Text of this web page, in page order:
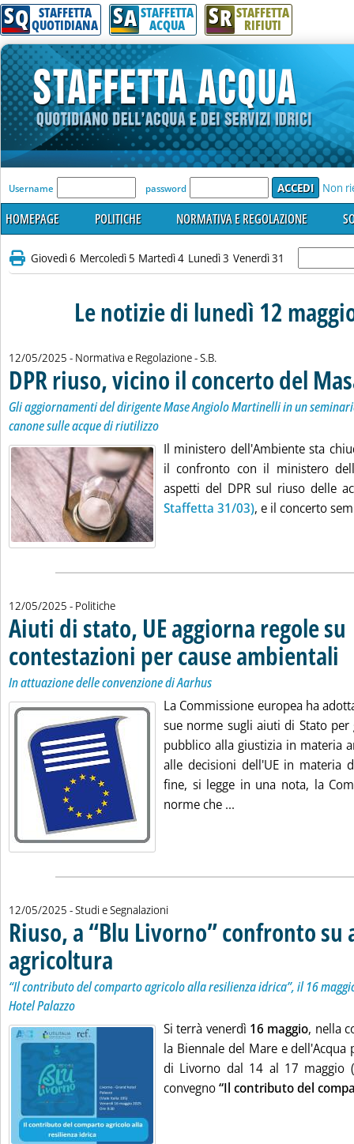
SQ STAFFETTA
QUOTIDIANA SA STAFFETTA
ACQUA SR STAFFETTA
RIFIUTI
'Modulo Login per accedere'
Username password Non
HOMEPAGE POLITICHE NORMATIVA E REGOLAZIONE
Giovedì 6 Mercoledì 5 Martedì 4 Lunedì 3 Venerdì 31
Le notizie di lunedì 12
12/05/2025 - Normativa e Regolazione -di:
S.B.
DPR riuso, vicino il concerto del
Gli aggiornamenti del dirigente Mase Angiolo Martinelli in un
canone sulle acque di riutilizzo
Il ministero dell'Ambiente sta
il confronto con il ministero
aspetti del DPR sul riuso delle
Staffetta 31/03), e il concerto
12/05/2025 - Politiche
Aiuti di stato, UE aggiorna regole su
contestazioni per cause ambientali
In attuazione delle convenzione di Aarhus
La Commissione europea ha
sue norme sugli aiuti di Stato per
pubblico alla giustizia in materia
alle decisioni dell'UE in materia
fine, si legge in una nota, la
norme che ...
12/05/2025 - Studi e Segnalazioni
Riuso, a “Blu Livorno” confronto su
agricoltura
“Il contributo del comparto agricolo alla resilienza idrica”, il 16
Hotel Palazzo
Si terrà venerdì 16 maggio, nella
la Biennale del Mare e dell'Acqua
di Livorno dal 14 al 17 maggio (
convegno“Il contributo del
Lista allegati PDF alla notizia